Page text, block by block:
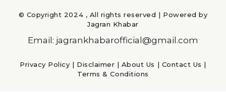
© Copyright 2024 , All rights reserved | Powered by
Jagran Khabar
Email: jagrankhabarofficial@gmail.com
Privacy Policy | Disclaimer | About Us | Contact Us |
Terms & Conditions